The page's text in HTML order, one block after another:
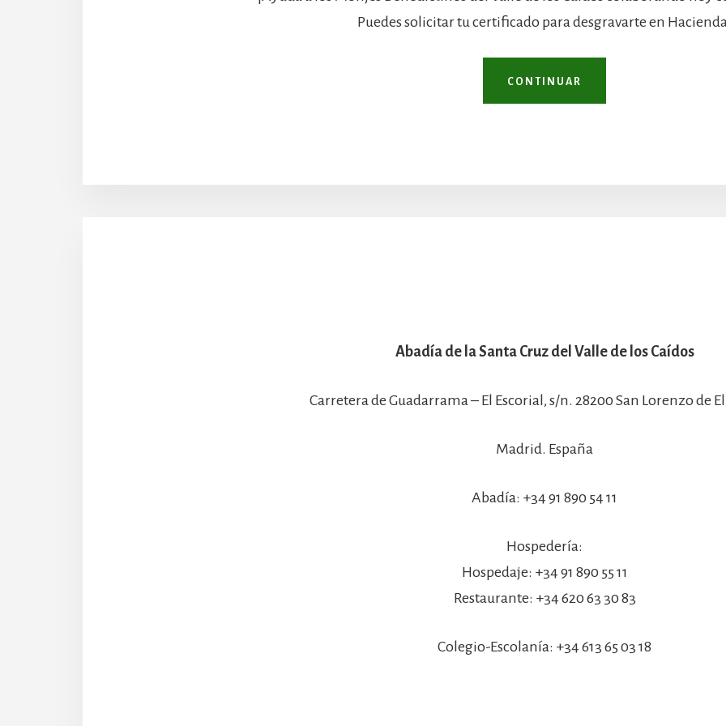
Puedes solicitar tu certificado para desgravarte en
CONTINUAR
Abadía de la Santa Cruz del Valle de los Caídos
Carretera de Guadarrama – El Escorial, s/n. 28200 San Lorenzo de
Madrid. España
Abadía: +34 91 890 54 11
Hospedería:
Hospedaje: +34 91 890 55 11
Restaurante: +34 620 63 30 83
Colegio-Escolanía: +34 613 65 03 18